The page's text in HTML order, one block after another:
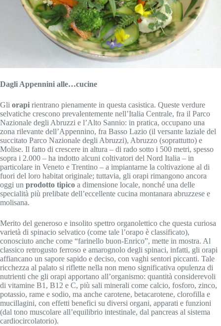
Dagli Appennini alle…cucine
Gli orapi rientrano pienamente in questa casistica. Queste verdure
selvatiche crescono prevalentemente nell’Italia Centrale, fra il Parco
Nazionale degli Abruzzi e l’Alto Sannio: in pratica, occupano una
zona rilevante dell’Appennino, fra Basso Lazio (il versante laziale del
succitato Parco Nazionale degli Abruzzi), Abruzzo (soprattutto) e
Molise. Il fatto di crescere in altura – di rado sotto i 500 metri, spesso
sopra i 2.000 – ha indotto alcuni coltivatori del Nord Italia – in
particolare in Veneto e Trentino – a impiantarne la coltivazione al di
fuori del loro habitat originale; tuttavia, gli orapi rimangono ancora
oggi un prodotto tipico a dimensione locale, nonché una delle
specialità più prelibate dell’eccellente cucina montanara abruzzese e
molisana.
Merito del generoso e insolito spettro organolettico che questa curiosa
varietà di spinacio selvatico (come tale l’orapo è classificato),
conosciuto anche come “farinello buon-Enrico”, mette in mostra. Al
classico retrogusto ferroso e amarognolo degli spinaci, infatti, gli orapi
affiancano un sapore sapido e deciso, con vaghi sentori piccanti. Tale
ricchezza al palato si riflette nella non meno significativa opulenza di
nutrienti che gli orapi apportano all’organismo: quantità considerevoli
di vitamine B1, B12 e C, più sali minerali come calcio, fosforo, zinco,
potassio, rame e sodio, ma anche carotene, betacarotene, clorofilla e
mucillagini, con effetti benefici su diversi organi, apparati e funzioni
(dal tono muscolare all’equilibrio intestinale, dal pancreas al sistema
cardiocircolatorio).